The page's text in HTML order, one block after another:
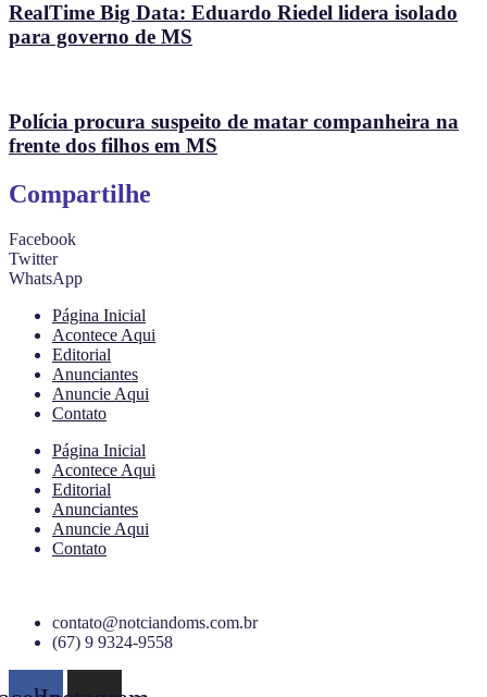
RealTime Big Data: Eduardo Riedel lidera isolado
para governo de MS
Polícia procura suspeito de matar companheira na
frente dos filhos em MS
Compartilhe
Facebook
Twitter
WhatsApp
Página Inicial
Acontece Aqui
Editorial
Anunciantes
Anuncie Aqui
Contato
Página Inicial
Acontece Aqui
Editorial
Anunciantes
Anuncie Aqui
Contato
contato@notciandoms.com.br
(67) 9 9324-9558